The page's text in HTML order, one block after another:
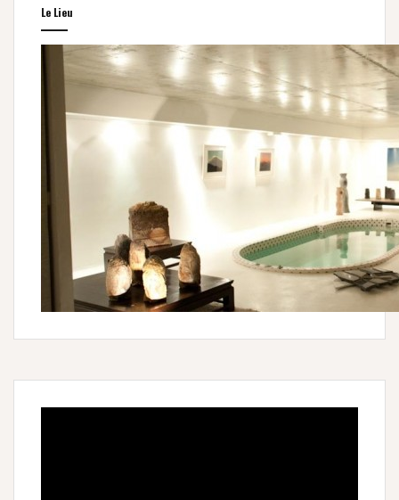
Le Lieu